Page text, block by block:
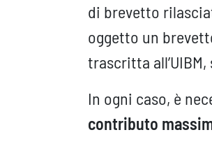
di brevetto
oggetto un
trascritta
In ogni caso, è
contributo